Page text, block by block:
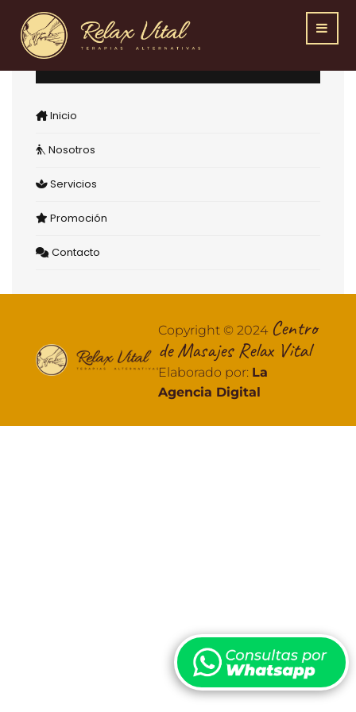
Inicio
Nosotros
Servicios
Promoción
Contacto
Copyright © 2024 Centro
de Masajes Relax Vital
Elaborado por: La
Agencia Digital